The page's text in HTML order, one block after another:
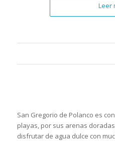
Leer
San Gregorio de Polanco es
playas, por sus arenas
disfrutar de agua dulce con